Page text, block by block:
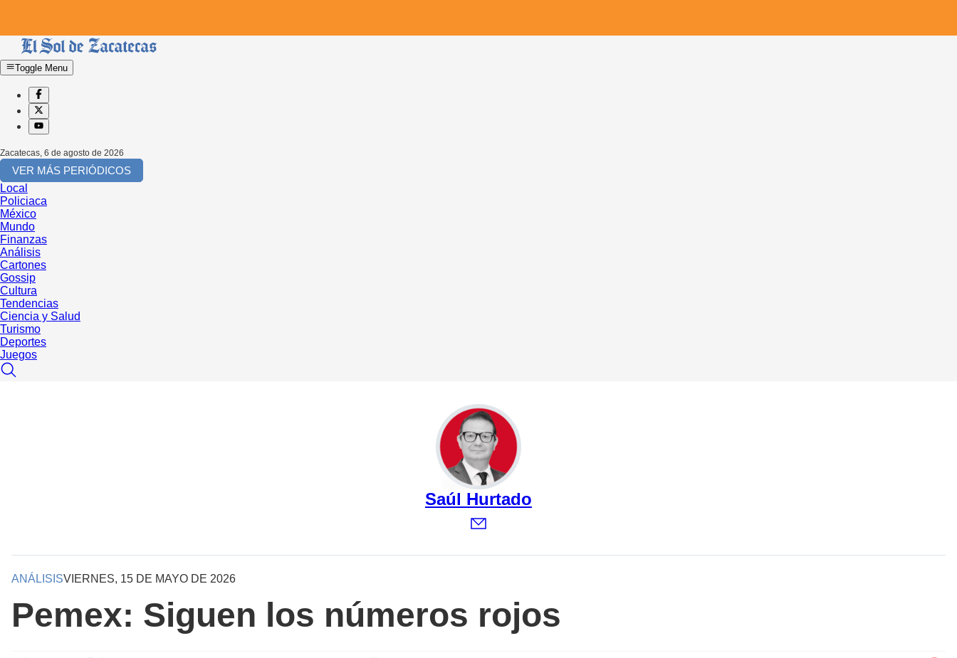
Toggle Menu
Zacatecas, 6 de agosto de 2026
VER MÁS PERIÓDICOS
Local
Policiaca
México
Mundo
Finanzas
Análisis
Cartones
Gossip
Cultura
Tendencias
Ciencia y Salud
Turismo
Deportes
Juegos
Saúl Hurtado
ANÁLISISVIERNES, 15 DE MAYO DE 2026
Pemex: Siguen los números rojos